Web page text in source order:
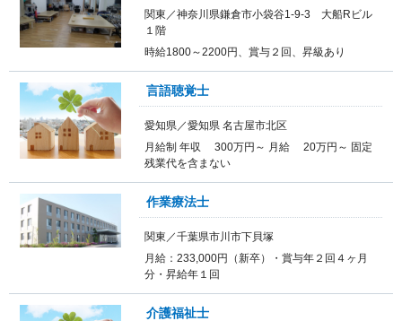
関東／神奈川県鎌倉市小袋谷1-9-3 大船Rビル
１階
時給1800～2200円、賞与２回、昇級あり
言語聴覚士
愛知県／愛知県 名古屋市北区
月給制 年収 300万円～ 月給 20万円～ 固定
残業代を含まない
作業療法士
関東／千葉県市川市下貝塚
月給：233,000円（新卒）・賞与年２回４ヶ月
分・昇給年１回
介護福祉士